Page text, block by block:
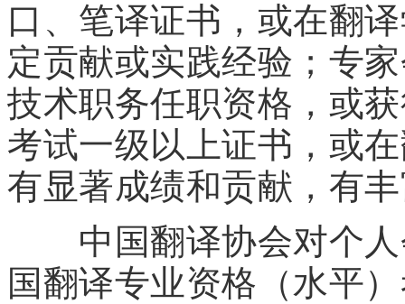
口、笔译证书，或在翻
定贡献或实践经验；专
技术职务任职资格，或
考试一级以上证书，或
有显著成绩和贡献，有
中国翻译协会对个人
国翻译专业资格（水平